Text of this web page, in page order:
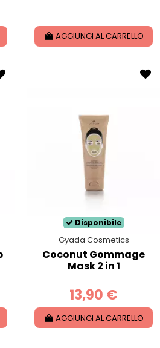
AGGIUNGI AL CARRELLO
Disponibile
Gyada Cosmetics
Coconut Gommage
Mask 2 in 1
13,90 €
AGGIUNGI AL CARRELLO